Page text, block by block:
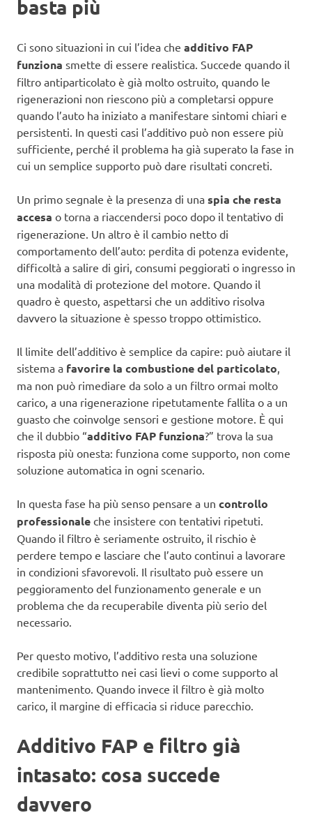
basta più
Ci sono situazioni in cui l’idea che additivo FAP
funziona smette di essere realistica. Succede quando il
filtro antiparticolato è già molto ostruito, quando le
rigenerazioni non riescono più a completarsi oppure
quando l’auto ha iniziato a manifestare sintomi chiari e
persistenti. In questi casi l’additivo può non essere più
sufficiente, perché il problema ha già superato la fase in
cui un semplice supporto può dare risultati concreti.
Un primo segnale è la presenza di una spia che resta
accesa o torna a riaccendersi poco dopo il tentativo di
rigenerazione. Un altro è il cambio netto di
comportamento dell’auto: perdita di potenza evidente,
difficoltà a salire di giri, consumi peggiorati o ingresso in
una modalità di protezione del motore. Quando il
quadro è questo, aspettarsi che un additivo risolva
davvero la situazione è spesso troppo ottimistico.
Il limite dell’additivo è semplice da capire: può aiutare il
sistema a favorire la combustione del particolato,
ma non può rimediare da solo a un filtro ormai molto
carico, a una rigenerazione ripetutamente fallita o a un
guasto che coinvolge sensori e gestione motore. È qui
che il dubbio “additivo FAP funziona?” trova la sua
risposta più onesta: funziona come supporto, non come
soluzione automatica in ogni scenario.
In questa fase ha più senso pensare a un controllo
professionale che insistere con tentativi ripetuti.
Quando il filtro è seriamente ostruito, il rischio è
perdere tempo e lasciare che l’auto continui a lavorare
in condizioni sfavorevoli. Il risultato può essere un
peggioramento del funzionamento generale e un
problema che da recuperabile diventa più serio del
necessario.
Per questo motivo, l’additivo resta una soluzione
credibile soprattutto nei casi lievi o come supporto al
mantenimento. Quando invece il filtro è già molto
carico, il margine di efficacia si riduce parecchio.
Additivo FAP e filtro già
intasato: cosa succede
davvero